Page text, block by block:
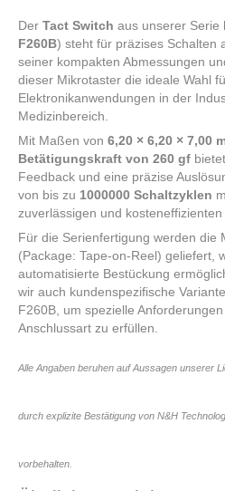
Der Tact Switch aus unserer Serie
F260B) steht für präzises Schalten
seiner kompakten Abmessungen
dieser Mikrotaster die ideale Wahl
Elektronikanwendungen in der
Medizinbereich.
Mit Maßen von 6,20 × 6,20 × 7,00
Betätigungskraft von 260 gf
Feedback und eine präzise
von bis zu 1000000 Schaltzyklen
zuverlässigen und kosteneffizienten
Für die Serienfertigung werden die
(Package: Tape-on-Reel) geliefert,
automatisierte Bestückung
wir auch kundenspezifische
F260B, um spezielle
Anschlussart zu erfüllen.
Alle Angaben beruhen auf Aussagen unserer
durch explizite Bestätigung von N&H
vorbehalten.